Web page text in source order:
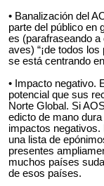
• Banalización del
parte del público en
es (parafraseando
aves) “¡de todos
se está centrando
• Impacto negativo.
potencial que sus
Norte Global. Si
edicto de mano
impactos negativos.
una lista de
presentes
muchos países
de esos países.